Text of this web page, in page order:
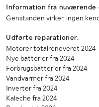
Information fra nuværende
Genstanden virker, ingen
Udførte reparationer:
Motorer totalrenoveret 2024
Nye batterier fra 2024
Forbrugsbatterier fra 2024
Vandvarmer fra 2024
Inverter fra 2024
Kaleche fra 2024